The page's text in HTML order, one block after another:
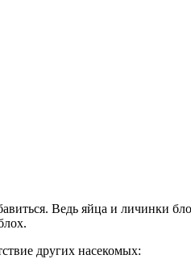
Ведь яйца и личинки
других насекомых: